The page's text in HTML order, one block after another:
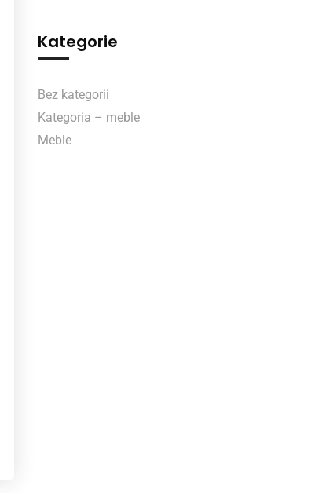
Kategorie
Bez kategorii
Kategoria – meble
Meble